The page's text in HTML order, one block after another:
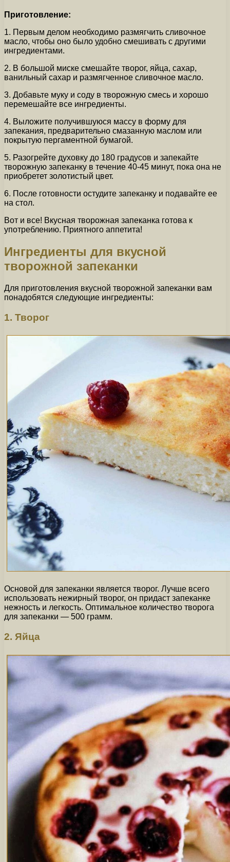
Приготовление:
1. Первым делом необходимо размягчить сливочное
масло, чтобы оно было удобно смешивать с другими
ингредиентами.
2. В большой миске смешайте творог, яйца, сахар,
ванильный сахар и размягченное сливочное масло.
3. Добавьте муку и соду в творожную смесь и хорошо
перемешайте все ингредиенты.
4. Выложите получившуюся массу в форму для
запекания, предварительно смазанную маслом или
покрытую пергаментной бумагой.
5. Разогрейте духовку до 180 градусов и запекайте
творожную запеканку в течение 40-45 минут, пока она не
приобретет золотистый цвет.
6. После готовности остудите запеканку и подавайте ее
на стол.
Вот и все! Вкусная творожная запеканка готова к
употреблению. Приятного аппетита!
Ингредиенты для вкусной
творожной запеканки
Для приготовления вкусной творожной запеканки вам
понадобятся следующие ингредиенты:
1. Творог
Основой для запеканки является творог. Лучше всего
использовать нежирный творог, он придаст запеканке
нежность и легкость. Оптимальное количество творога
для запеканки — 500 грамм.
2. Яйца